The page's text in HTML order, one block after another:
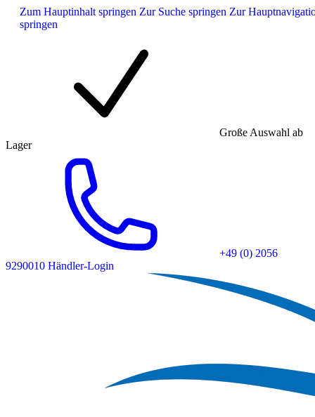
Zum Hauptinhalt springen Zur Suche springen Zur
springen
Große Auswahl ab
Lager
+49 (0) 2056
9290010 Händler-Login